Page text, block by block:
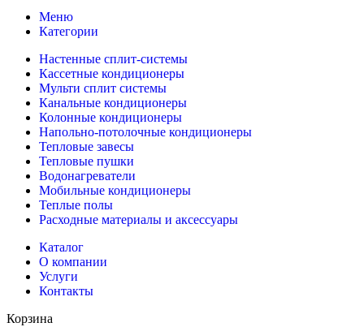
Меню
Категории
Настенные сплит-системы
Кассетные кондиционеры
Мульти сплит системы
Канальные кондиционеры
Колонные кондиционеры
Напольно-потолочные кондиционеры
Тепловые завесы
Тепловые пушки
Водонагреватели
Мобильные кондиционеры
Теплые полы
Расходные материалы и аксессуары
Каталог
О компании
Услуги
Контакты
Корзина